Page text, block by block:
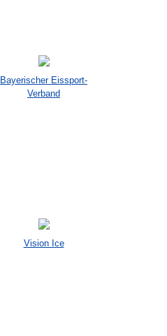
Bayerischer Eissport-
Verband
Vision Ice